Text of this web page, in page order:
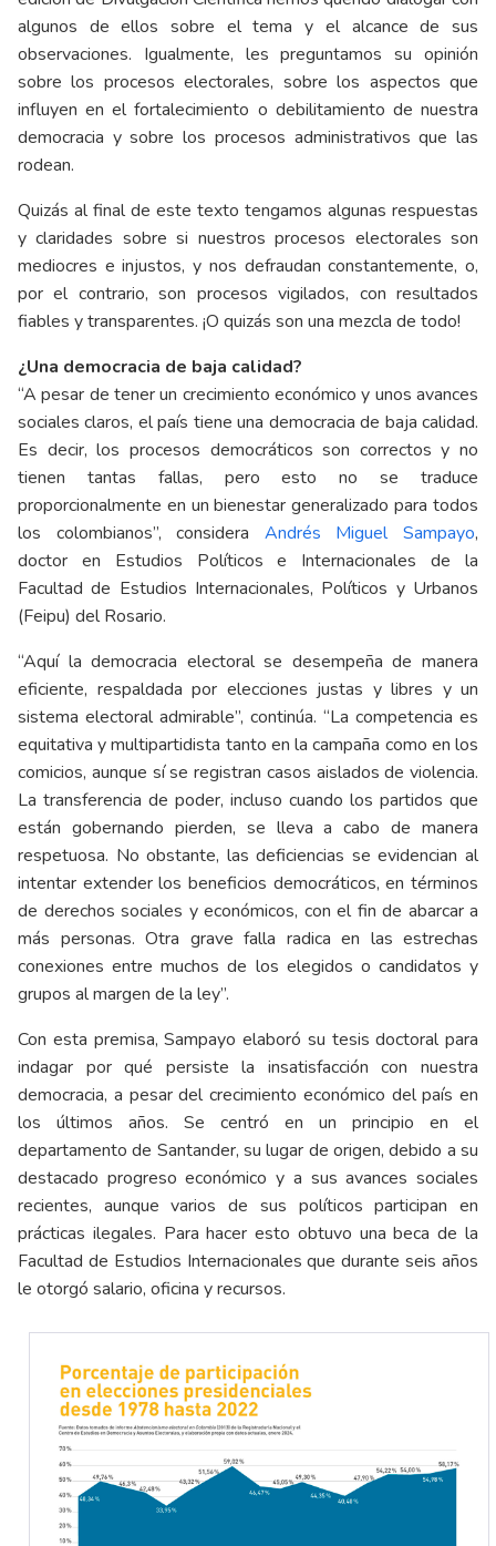
algunos de ellos sobre el tema y el alcance de sus
observaciones. Igualmente, les preguntamos su opinión
sobre los procesos electorales, sobre los aspectos que
influyen en el fortalecimiento o debilitamiento de nuestra
democracia y sobre los procesos administrativos que las
rodean.
Quizás al final de este texto tengamos algunas respuestas
y claridades sobre si nuestros procesos electorales son
mediocres e injustos, y nos defraudan constantemente, o,
por el contrario, son procesos vigilados, con resultados
fiables y transparentes. ¡O quizás son una mezcla de todo!
¿Una democracia de baja calidad?
“A pesar de tener un crecimiento económico y unos avances
sociales claros, el país tiene una democracia de baja calidad.
Es decir, los procesos democráticos son correctos y no
tienen tantas fallas, pero esto no se traduce
proporcionalmente en un bienestar generalizado para todos
los colombianos”, considera
Andrés Miguel Sampayo,
doctor en Estudios Políticos e Internacionales de la
Facultad de Estudios Internacionales, Políticos y Urbanos
(Feipu) del Rosario.
“Aquí la democracia electoral se desempeña de manera
eficiente, respaldada por elecciones justas y libres y un
sistema electoral admirable”, continúa. “La competencia es
equitativa y multipartidista tanto en la campaña como en los
comicios, aunque sí se registran casos aislados de violencia.
La transferencia de poder, incluso cuando los partidos que
están gobernando pierden, se lleva a cabo de manera
respetuosa. No obstante, las deficiencias se evidencian al
intentar extender los beneficios democráticos, en términos
de derechos sociales y económicos, con el fin de abarcar a
más personas. Otra grave falla radica en las estrechas
conexiones entre muchos de los elegidos o candidatos y
grupos al margen de la ley”.
Con esta premisa, Sampayo elaboró su tesis doctoral para
indagar por qué persiste la insatisfacción con nuestra
democracia, a pesar del crecimiento económico del país en
los últimos años. Se centró en un principio en el
departamento de Santander, su lugar de origen, debido a su
destacado progreso económico y a sus avances sociales
recientes, aunque varios de sus políticos participan en
prácticas ilegales. Para hacer esto obtuvo una beca de la
Facultad de Estudios Internacionales que durante seis años
le otorgó salario, oficina y recursos.